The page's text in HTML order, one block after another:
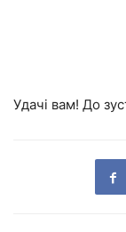
Удачі вам! До